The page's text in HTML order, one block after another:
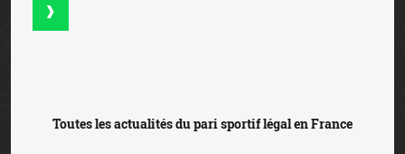
Toutes les actualités du pari sportif légal en France